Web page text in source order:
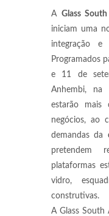
A Glass
iniciam uma
integração
Programados
e 11 de
Anhembi, na
estarão mais
negócios, ao
demandas da
pretendem
plataformas
vidro,
construtivas.
A Glass South